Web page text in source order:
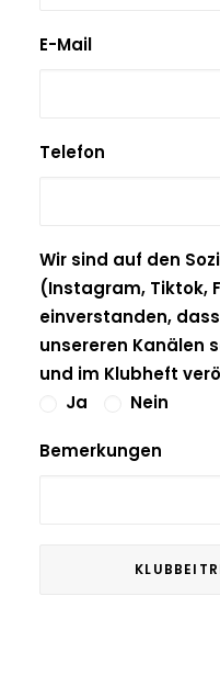
E-Mail
Telefon
Wir sind auf den
(Instagram, Tiktok,
einverstanden,
unsereren Kanälen
und im Klubheft
Ja
Nein
Bemerkungen